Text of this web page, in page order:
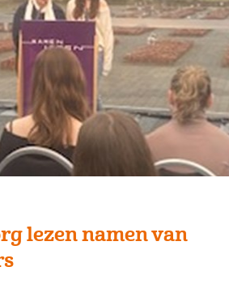
lezen namen van